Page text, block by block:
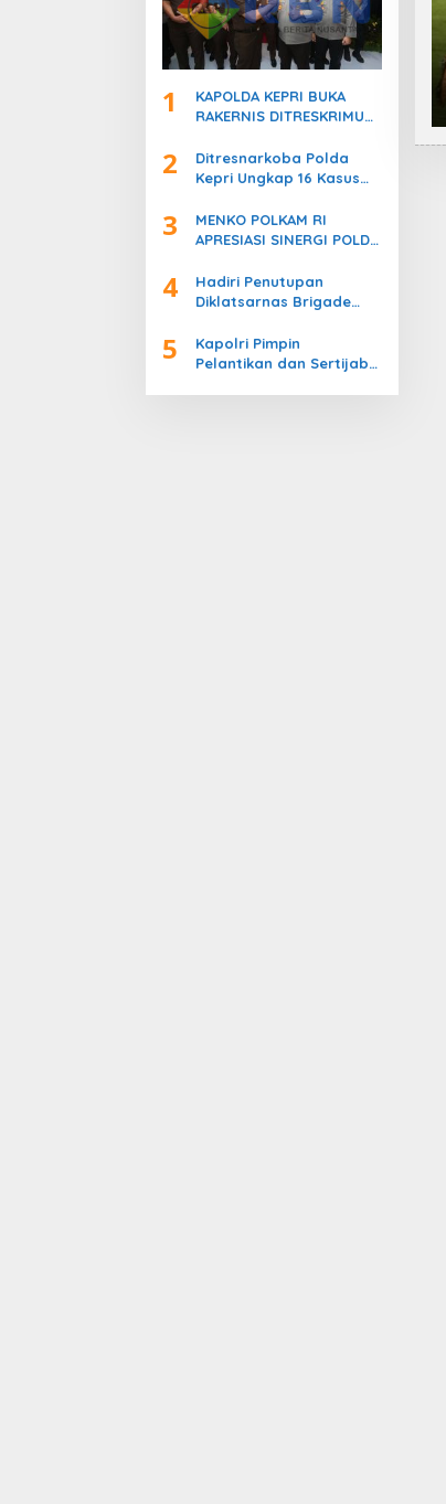
1
KAPOLDA KEPRI BUKA
RAKERNIS DITRESKRIMUM
SINERGI POLRI DAN
KEJAKSAAN
2
Ditresnarkoba Polda
Kepri Ungkap 16 Kasus
Diamankan!
3
MENKO POLKAM RI
APRESIASI SINERGI POLDA
KEAMANAN DAN DUKUNG
IKLIM INVESTASI
4
Hadiri Penutupan
Diklatsarnas Brigade
Jaga Persatuan-
Kesatuan
5
Kapolri Pimpin
Pelantikan dan Sertijab